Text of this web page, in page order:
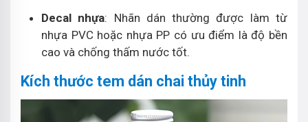
Decal nhựa: Nhãn dán thường được làm từ
nhựa PVC hoặc nhựa PP có ưu điểm là độ bền
cao và chống thấm nước tốt.
Kích thước tem dán chai thủy tinh